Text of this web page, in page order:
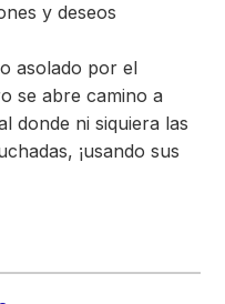
y deseos
asolado por el
se abre camino a
donde ni siquiera las
¡usando sus